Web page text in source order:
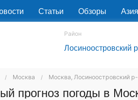
Статьи Обзоры Азия
Район
Лосиноостровский
Москва Москва, Лосиноостровский